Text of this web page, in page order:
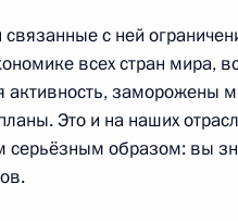
экономическим
новой
с ней
всех стран мира,
активность, заморожены
Это и на наших
серьёзным образом: вы